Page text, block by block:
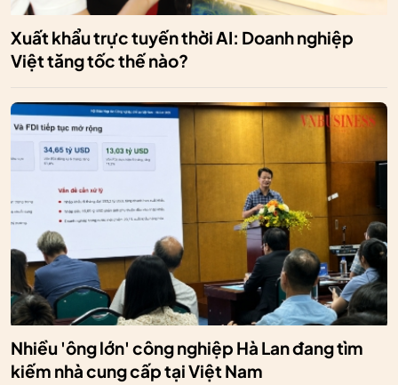
Xuất khẩu trực tuyến thời AI: Doanh nghiệp
Việt tăng tốc thế nào?
Nhiều 'ông lớn' công nghiệp Hà Lan đang tìm
kiếm nhà cung cấp tại Việt Nam